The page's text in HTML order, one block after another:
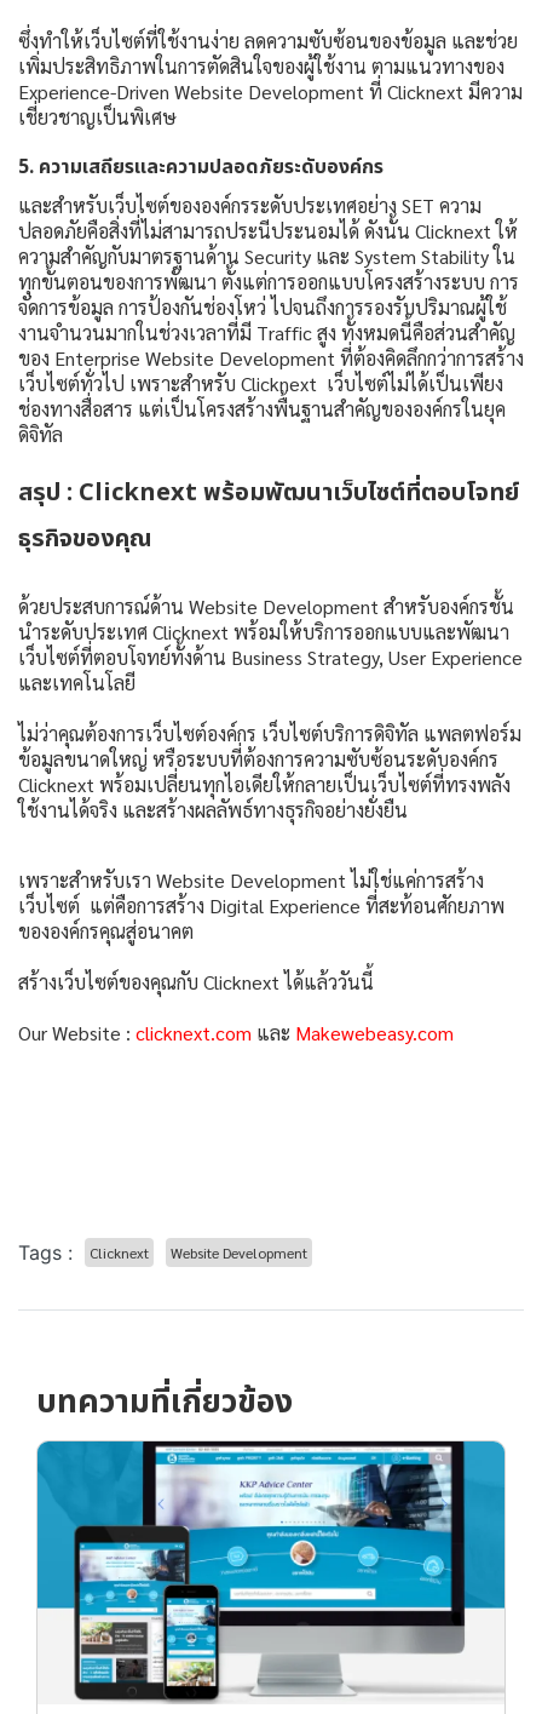
ซึ่งทำให้เว็บไซต์ที่ใช้งานง่าย ลดความซับซ้อนของข้อมูล และช่วย
เพิ่มประสิทธิภาพในการตัดสินใจของผู้ใช้งาน ตามแนวทางของ
Experience-Driven Website Development ที่ Clicknext มีความ
เชี่ยวชาญเป็นพิเศษ
5. ความเสถียรและความปลอดภัยระดับองค์กร
และสำหรับเว็บไซต์ขององค์กรระดับประเทศอย่าง SET ความ
ปลอดภัยคือสิ่งที่ไม่สามารถประนีประนอมได้ ดังนั้น Clicknext ให้
ความสำคัญกับมาตรฐานด้าน Security และ System Stability ใน
ทุกขั้นตอนของการพัฒนา ตั้งแต่การออกแบบโครงสร้างระบบ การ
จัดการข้อมูล การป้องกันช่องโหว่ ไปจนถึงการรองรับปริมาณผู้ใช้
งานจำนวนมากในช่วงเวลาที่มี Traffic สูง ทั้งหมดนี้คือส่วนสำคัญ
ของ Enterprise Website Development ที่ต้องคิดลึกกว่าการสร้าง
เว็บไซต์ทั่วไป เพราะสำหรับ Clicknext เว็บไซต์ไม่ได้เป็นเพียง
ช่องทางสื่อสาร แต่เป็นโครงสร้างพื้นฐานสำคัญขององค์กรในยุค
ดิจิทัล
สรุป : Clicknext พร้อมพัฒนาเว็บไซต์ที่ตอบโจทย์
ธุรกิจของคุณ
ด้วยประสบการณ์ด้าน Website Development สำหรับองค์กรชั้น
นำระดับประเทศ Clicknext พร้อมให้บริการออกแบบและพัฒนา
เว็บไซต์ที่ตอบโจทย์ทั้งด้าน Business Strategy, User Experience
และเทคโนโลยี
ไม่ว่าคุณต้องการเว็บไซต์องค์กร เว็บไซต์บริการดิจิทัล แพลตฟอร์ม
ข้อมูลขนาดใหญ่ หรือระบบที่ต้องการความซับซ้อนระดับองค์กร
Clicknext พร้อมเปลี่ยนทุกไอเดียให้กลายเป็นเว็บไซต์ที่ทรงพลัง
ใช้งานได้จริง และสร้างผลลัพธ์ทางธุรกิจอย่างยั่งยืน
เพราะสำหรับเรา Website Development ไม่ใช่แค่การสร้าง
เว็บไซต์ แต่คือการสร้าง Digital Experience ที่สะท้อนศักยภาพ
ขององค์กรคุณสู่อนาคต
สร้างเว็บไซต์ของคุณกับ Clicknext ได้แล้ววันนี้
Our Website : clicknext.com และ Makewebeasy.com
Tags : Clicknext Website Development
บทความที่เกี่ยวข้อง